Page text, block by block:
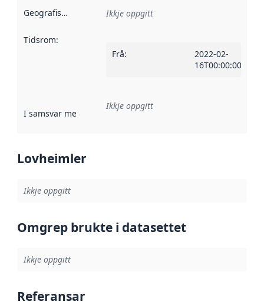
Geografisk område Ikkje oppgitt
Tidsrom:
Frå:
2022-02-
16T00:00:00Z
I samsvar med Referanse til ei implementeringsregel eller
Ikkje oppgitt
Lovheimler
Ikkje oppgitt
Omgrep brukte i datasettet
Ikkje oppgitt
Referansar